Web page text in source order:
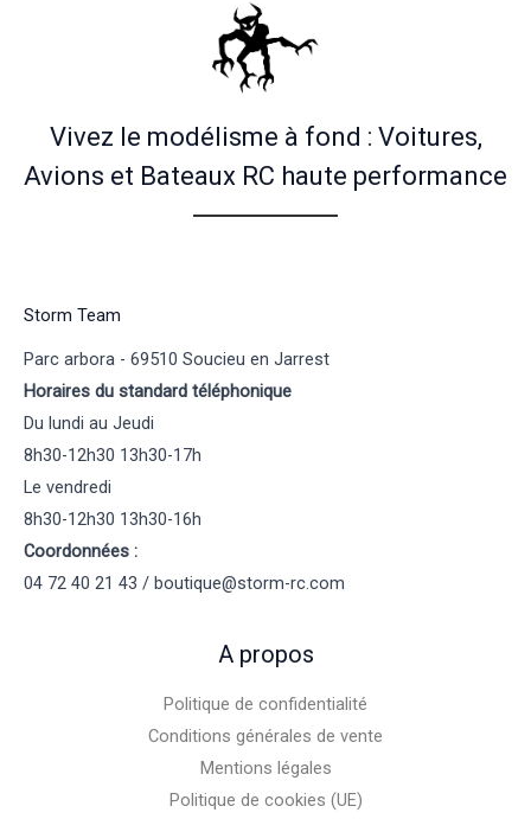
Vivez le modélisme à fond : Voitures,
Avions et Bateaux RC haute performance
Storm Team
Parc arbora - 69510 Soucieu en Jarrest
Horaires du standard téléphonique
Du lundi au Jeudi
8h30-12h30 13h30-17h
Le vendredi
8h30-12h30 13h30-16h
Coordonnées :
04 72 40 21 43 / boutique@storm-rc.com
A propos
Politique de confidentialité
Conditions générales de vente
Mentions légales
Politique de cookies (UE)